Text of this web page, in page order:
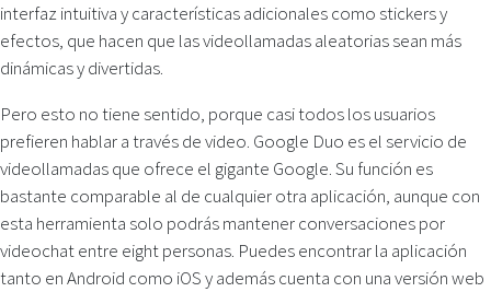
interfaz intuitiva y características adicionales como stickers y
efectos, que hacen que las videollamadas aleatorias sean más
dinámicas y divertidas.
Pero esto no tiene sentido, porque casi todos los usuarios
prefieren hablar a través de video. Google Duo es el servicio de
videollamadas que ofrece el gigante Google. Su función es
bastante comparable al de cualquier otra aplicación, aunque con
esta herramienta solo podrás mantener conversaciones por
videochat entre eight personas. Puedes encontrar la aplicación
tanto en Android como iOS y además cuenta con una versión web